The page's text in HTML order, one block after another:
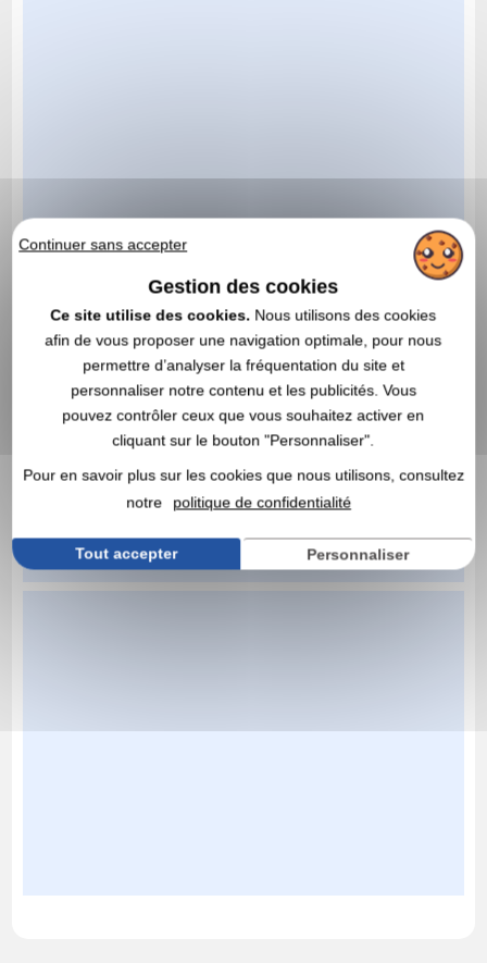
Continuer sans accepter
Gestion des cookies
Ce site utilise des cookies. Nous utilisons des cookies
afin de vous proposer une navigation optimale, pour nous
permettre d’analyser la fréquentation du site et
personnaliser notre contenu et les publicités. Vous
pouvez contrôler ceux que vous souhaitez activer en
cliquant sur le bouton "Personnaliser".
Pour en savoir plus sur les cookies que nous utilisons, consultez
notre
politique de confidentialité
Tout accepter Personnaliser